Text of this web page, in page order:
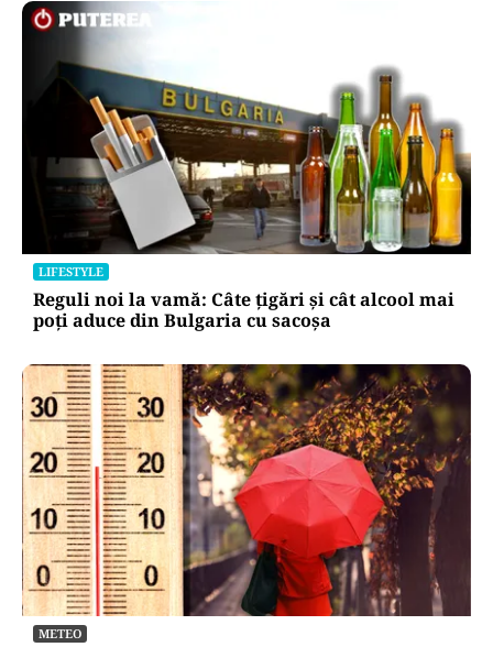
LIFESTYLE
Reguli noi la vamă: Câte țigări și cât alcool mai
poți aduce din Bulgaria cu sacoșa
METEO